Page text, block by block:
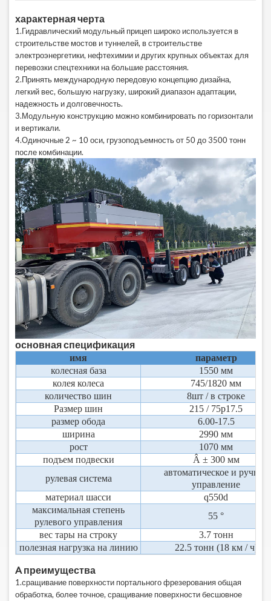
характерная черта
1.Гидравлический модульный прицеп широко используется в
строительстве мостов и туннелей, в строительстве
электроэнергетики, нефтехимии и других крупных объектах для
перевозки спецтехники на большие расстояния.
2.Принять международную передовую концепцию дизайна,
легкий вес, большую нагрузку, широкий диапазон адаптации,
надежность и долговечность.
3.Модульную конструкцию можно комбинировать по горизонтали
и вертикали.
4.Одиночные 2 ~ 10 оси, грузоподъемность от 50 до 3500 тонн
после комбинации.
основная спецификация
имя
параметр
колесная база
1550 мм
колея колеса
745/1820 мм
количество шин
8шт / в строке
Размер шин
215 / 75р17.5
размер обода
6.00-17.5
ширина
2990 мм
рост
1070 мм
подъем подвески
Â ± 300 мм
рулевая система
автоматическое и ручное
управление
материал шасси
q550d
максимальная степень
рулевого управления
55 °
вес тары на строку
3.7 тонн
полезная нагрузка на линию
22.5 тонн (18 км / ч)
A преимущества
1.сращивание поверхности портального фрезерования общая
обработка, более точное, сращивание поверхности бесшовное